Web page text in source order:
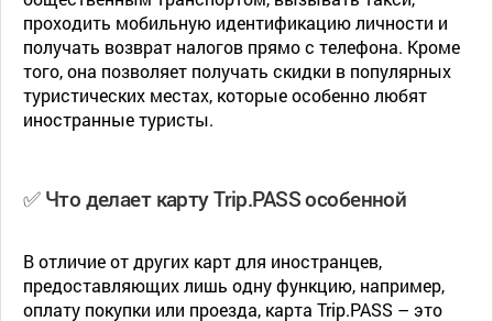
проходить мобильную идентификацию личности и
получать возврат налогов прямо с телефона. Кроме
того, она позволяет получать скидки в популярных
туристических местах, которые особенно любят
иностранные туристы.
✅ Что делает карту Trip.PASS особенной
В отличие от других карт для иностранцев,
предоставляющих лишь одну функцию, например,
оплату покупки или проезда, карта Trip.PASS – это